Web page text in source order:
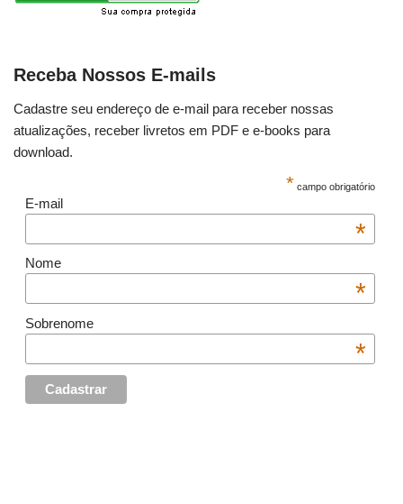
Receba Nossos E-mails
Cadastre seu endereço de e-mail para receber nossas
atualizações, receber livretos em PDF e e-books para
download.
* campo obrigatório
E-mail
*
Nome
*
Sobrenome
*